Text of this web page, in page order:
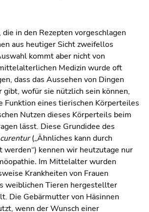
in den Rezepten vorgeschlagen
aus heutiger Sicht zweifellos
kommt aber nicht von
Medizin wurde oft
dass das Aussehen von Dingen
gibt, wofür sie nützlich sein können,
Funktion eines tierischen Körperteiles
Nutzen dieses Körperteils beim
lässt. Diese Grundidee des
(„Ähnliches kann durch
kennen wir heutzutage nur
. Im Mittelalter wurden
Krankheiten von Frauen
weiblichen Tieren hergestellter
Die Gebärmutter von Häsinnen
wenn der Wunsch einer